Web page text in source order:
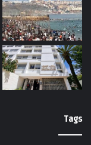
Tags